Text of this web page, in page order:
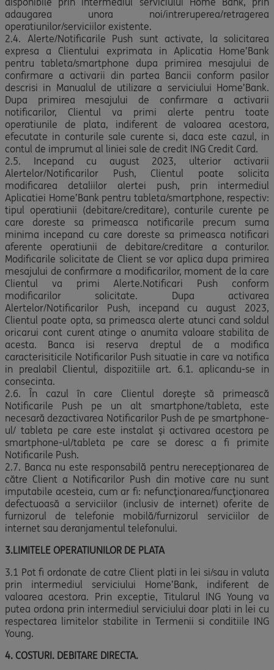
adaugarea unora noi/intreruperea/retragerea
operatiunilor/serviciilor existente.
2.4. Alerte/Notificarile Push sunt activate, la solicitarea
expresa a Clientului exprimata in Aplicatia Home’Bank
pentru tableta/smartphone dupa primirea mesajului de
confirmare a activarii din partea Bancii conform pasilor
descrisi in Manualul de utilizare a serviciului Home’Bank.
Dupa primirea mesajului de confirmare a activarii
notificarilor, Clientul va primi alerte pentru toate
operatiunile de plata, indiferent de valoarea acestora,
efecutate in conturile sale curente si, daca este cazul, in
contul de imprumut al liniei sale de credit ING Credit Card.
2.5. Incepand cu august 2023, ulterior activarii
Alertelor/Notificarilor Push, Clientul poate solicita
modificarea detaliilor alertei push, prin intermediul
Aplicatiei Home’Bank pentru tableta/smartphone, respectiv:
tipul operatiunii (debitare/creditare), conturile curente pe
care doreste sa primeasca notificarile precum suma
minima incepand cu care doreste sa primeasca notificari
aferente operatiunii de debitare/creditare a conturilor.
Modificarile solicitate de Client se vor aplica dupa primirea
mesajului de confirmare a modificarilor, moment de la care
Clientul va primi Alerte.Notificari Push conform
modificarilor solicitate. Dupa activarea
Alertelor/Notificarilor Push, incepand cu august 2023,
Clientul poate opta, sa primeasca alerte atunci cand soldul
oricarui cont curent atinge o anumita valoare stabilita de
acesta. Banca isi reserva dreptul de a modifica
caracterisiticile Notificarilor Push situatie in care va notifica
in prealabil Clientul, dispozitiile art. 6.1. aplicandu-se in
consecinta.
2.6. În cazul în care Clientul doreşte să primească
Notificarile Push pe un alt smartphone/tableta, este
necesară dezactivarea Notificarilor Push de pe smartphone-
ul/ tableta pe care este instalat şi activarea acestora pe
smartphone-ul/tableta pe care se doresc a fi primite
Notificarile Push.
2.7. Banca nu este responsabilă pentru nerecepţionarea de
către Client a Notificarilor Push din motive care nu sunt
imputabile acesteia, cum ar fi: nefuncţionarea/funcţionarea
defectuoasă a serviciilor (inclusiv de internet) oferite de
furnizorul de telefonie mobilă/furnizorul serviciilor de
internet sau deranjamentul telefonului.
3.LIMITELE OPERATIUNILOR DE PLATA
3.1 Pot fi ordonate de catre Client plati in lei si/sau in valuta
prin intermediul serviciului Home’Bank, indiferent de
valoarea acestora. Prin exceptie, Titularul ING Young va
putea ordona prin intermediul serviciului doar plati in lei cu
respectarea limitelor stabilite in Termenii si conditiile ING
Young.
4. COSTURI. DEBITARE DIRECTA.